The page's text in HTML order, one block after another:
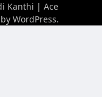
Kanthi | Ace
WordPress.